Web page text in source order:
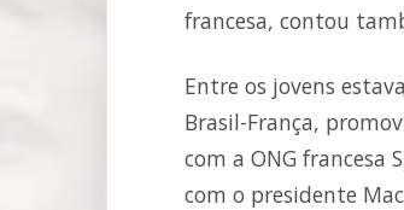
francesa, contou
Entre os jovens
Brasil-França,
com a ONG francesa
com o presidente